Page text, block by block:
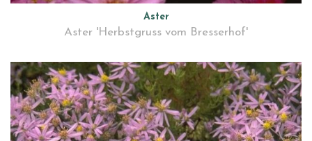
Aster
Aster 'Herbstgruss vom Bresserhof'